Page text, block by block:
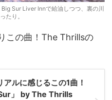
Sur Liver Innで給油しつつ、裏の川
たり。
この曲！The Thrillsの
アルに感じるこの1曲！
」 by The Thrills